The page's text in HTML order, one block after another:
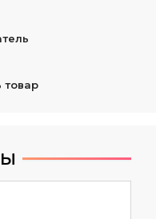
товар